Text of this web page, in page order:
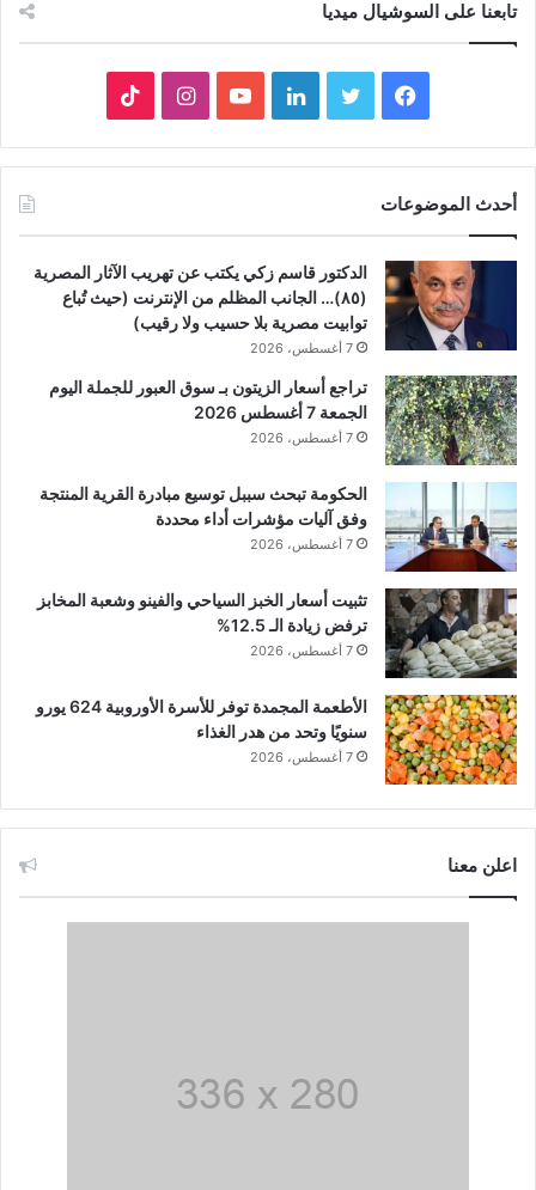
تابعنا على السوشيال ميديا
فيسبوك تويتر لينكدإنيوتيوبانستقرام
أحدث الموضوعات
الدكتور قاسم زكي يكتب عن تهريب الآثار المصرية
(٨٥)… الجانب المظلم من الإنترنت (حيث تُباع
توابيت مصرية بلا حسيب ولا رقيب)
7 أغسطس، 2026
تراجع أسعار الزيتون بـ سوق العبور للجملة اليوم
الجمعة 7 أغسطس 2026
7 أغسطس، 2026
الحكومة تبحث سببل توسيع مبادرة القرية المنتجة
وفق آليات مؤشرات أداء محددة
7 أغسطس، 2026
تثبيت أسعار الخبز السياحي والفينو وشعبة المخابز
ترفض زيادة الـ 12.5%
7 أغسطس، 2026
الأطعمة المجمدة توفر للأسرة الأوروبية 624 يورو
سنويًا وتحد من هدر الغذاء
7 أغسطس، 2026
اعلن معنا